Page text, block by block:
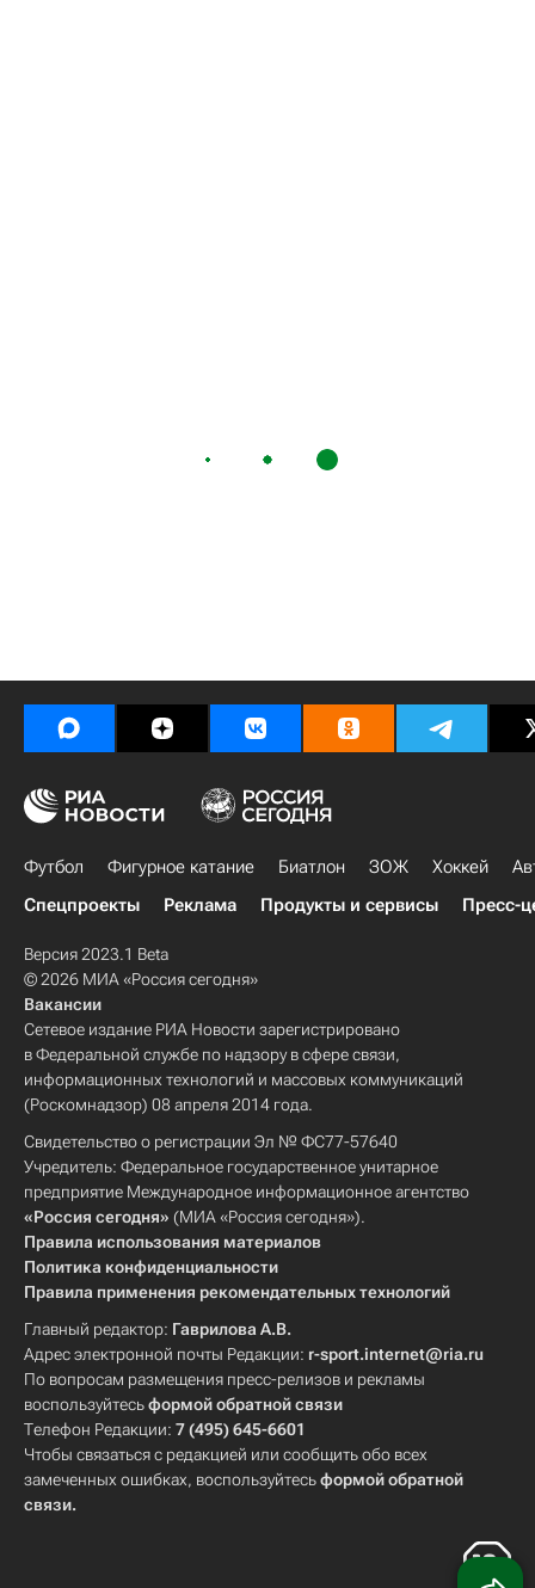
Футбол Фигурное катание Биатлон ЗОЖ Хоккей
Спецпроекты
Реклама Продукты и сервисы Пресс-
Версия 2023.1 Beta
© 2026 МИА «Россия сегодня»
Вакансии
Сетевое издание РИА Новости зарегистрировано
в Федеральной службе по надзору в сфере связи,
информационных технологий и массовых коммуникаций
(Роскомнадзор) 08 апреля 2014 года.
Свидетельство о регистрации Эл № ФС77-57640
Учредитель: Федеральное государственное унитарное
предприятие Международное информационное агентство
«Россия сегодня» (МИА «Россия сегодня»).
Правила использования материалов
Политика конфиденциальности
Правила применения рекомендательных технологий
Главный редактор: Гаврилова А.В.
Адрес электронной почты Редакции: r-sport.internet@ria.ru
По вопросам размещения пресс-релизов и рекламы
воспользуйтесьформой обратной связи
Телефон Редакции: 7 (495) 645-6601
Чтобы связаться с редакцией или сообщить обо всех
замеченных ошибках, воспользуйтесьформой обратной
связи.